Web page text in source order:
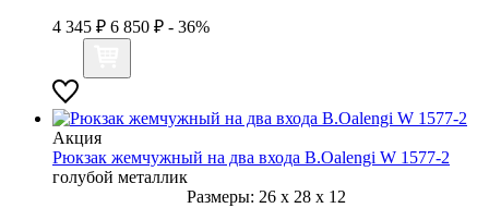
4 345 ₽ 6 850 ₽ - 36%
Акция
Рюкзак жемчужный на два входа B.Oalengi W 1577-2
голубой металлик
Размеры: 26 x 28 x 12